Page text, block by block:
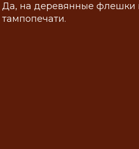
Да, на деревянные флешки
тампопечати.